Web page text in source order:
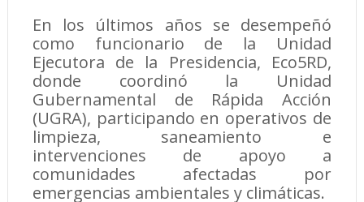
En los últimos años se desempeñó
como funcionario de la Unidad
Ejecutora de la Presidencia, Eco5RD,
donde coordinó la Unidad
Gubernamental de Rápida Acción
(UGRA), participando en operativos de
limpieza, saneamiento e
intervenciones de apoyo a
comunidades afectadas por
emergencias ambientales y climáticas.